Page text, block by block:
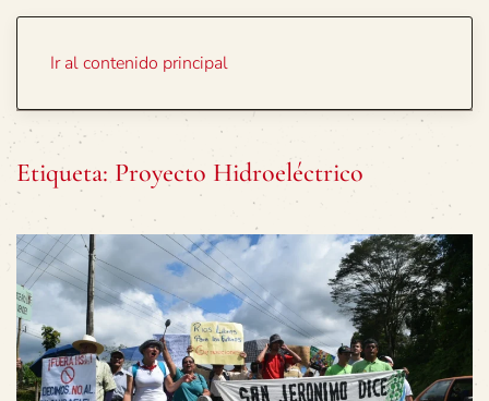
Ir al contenido principal
Etiqueta: Proyecto Hidroeléctrico